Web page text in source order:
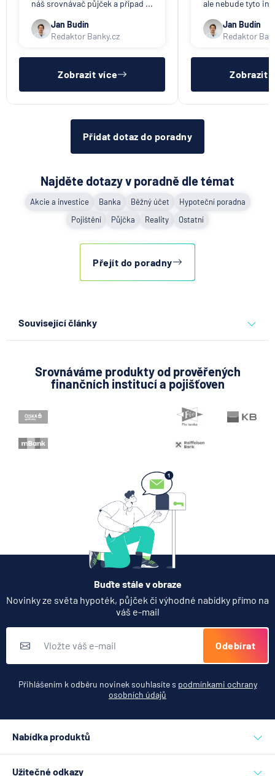
náš srovnávač půjček a případ ...
Jan Budín
Redaktor Banky.cz
Zobrazit více
ale nebude tyto
Jan Budín
Redaktor
Zobrazit
Přidat dotaz do poradny
Najděte dotazy v poradně dle témat
Akcie a investice Banka Běžný účet
Hypoteční poradna
Pojištění
Půjčka Reality Ostatní
Přejít do poradny
Související články
přímo v Partners App
6.8.2026 Daně
Když rozhoduje stres: nové
triky bankovních podvodníků
Partners Banka spouští
termínovaný vklad 4,33 %
p.a. na 6 měsíců
5.8.2026
Jak dnes vykládat výsledky
zátěžových testů ČNB
Zobrazit všechny články
Srovnáváme produkty od prověřených
finančních institucí a pojišťoven
Buďte stále v obraze
Novinky ze světa hypoték, půjček či výhodné nabídky přímo na
váš e-mail
Odebírat
Přihlášením k odběru novinek souhlasíte s podmínkami ochrany
osobních údajů
Nabídka produktů
Užitečné odkazy